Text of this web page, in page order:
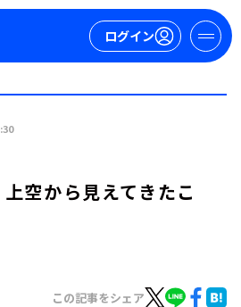
ログイン
空から見えてきたこ
この記事をシェア